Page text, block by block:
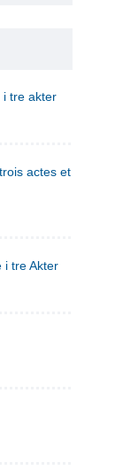
i tre akter
actes et en vers
i tre Akter